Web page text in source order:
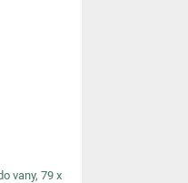
vany, 79 x